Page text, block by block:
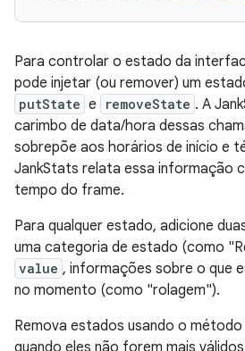
Para controlar o estado da
pode injetar (ou remover) um
putState e removeState . A
carimbo de data/hora dessas
sobrepõe aos horários de início e
JankStats relata essa informação
tempo do frame.
Para qualquer estado, adicione
uma categoria de estado (como
value , informações sobre o que
no momento (como "rolagem").
Remova estados usando o método
quando eles não forem mais